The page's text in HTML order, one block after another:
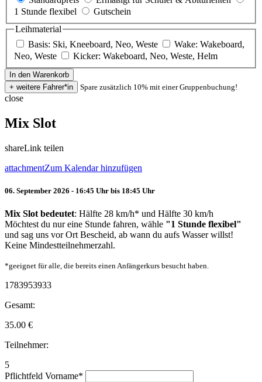
1 Stunde flexibel
Gutschein
Leihmaterial
Basis: Ski, Kneeboard, Neo, Weste
Wake: Wakeboard,
Neo, Weste
Kicker: Wakeboard, Neo, Weste, Helm
Spare zusätzlich 10% mit einer Gruppenbuchung!
close
Mix Slot
shareLink teilen
attachmentZum Kalendar hinzufügen
06. September 2026 - 16:45 Uhr bis 18:45 Uhr
Mix Slot bedeutet: Hälfte 28 km/h* und Hälfte 30 km/h
Möchtest du nur eine Stunde fahren, wähle "1 Stunde flexibel"
und sag uns vor Ort Bescheid, ab wann du aufs Wasser willst!
Keine Mindestteilnehmerzahl.
*geeignet für alle, die bereits einen Anfängerkurs besucht haben.
1783953933
Gesamt:
35.00 €
Teilnehmer:
5
Pflichtfeld Vorname*